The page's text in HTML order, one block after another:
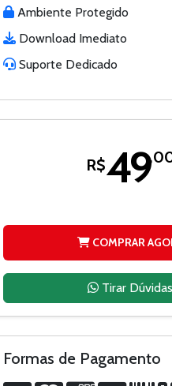
Ambiente Protegido
Download Imediato
Suporte Dedicado
R$49
COMPRAR
Tirar Dúvidas
Formas de Pagamento